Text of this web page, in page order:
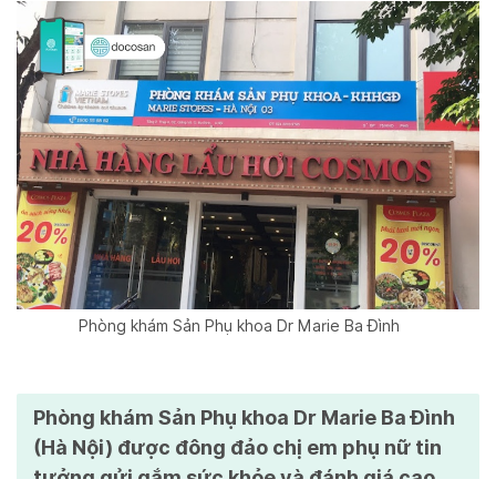
Phòng khám Sản Phụ khoa Dr Marie Ba Đình
Phòng khám Sản Phụ khoa Dr Marie Ba Đình
(Hà Nội) được đông đảo chị em phụ nữ tin